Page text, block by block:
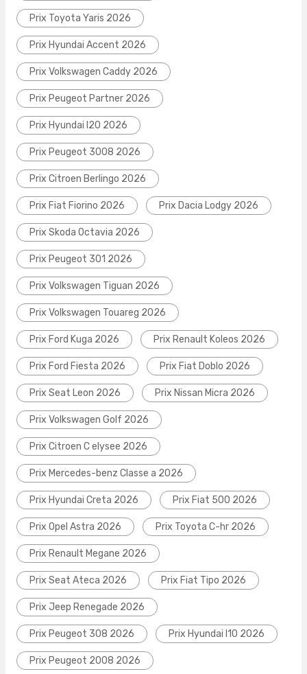
Prix Toyota Yaris 2026
Prix Hyundai Accent 2026
Prix Volkswagen Caddy 2026
Prix Peugeot Partner 2026
Prix Hyundai I20 2026
Prix Peugeot 3008 2026
Prix Citroen Berlingo 2026
Prix Fiat Fiorino 2026 Prix Dacia Lodgy 2026
Prix Skoda Octavia 2026
Prix Peugeot 301 2026
Prix Volkswagen Tiguan 2026
Prix Volkswagen Touareg 2026
Prix Ford Kuga 2026 Prix Renault Koleos 2026
Prix Ford Fiesta 2026 Prix Fiat Doblo 2026
Prix Seat Leon 2026 Prix Nissan Micra 2026
Prix Volkswagen Golf 2026
Prix Citroen C elysee 2026
Prix Mercedes-benz Classe a 2026
Prix Hyundai Creta 2026 Prix Fiat 500 2026
Prix Opel Astra 2026 Prix Toyota C-hr 2026
Prix Renault Megane 2026
Prix Seat Ateca 2026 Prix Fiat Tipo 2026
Prix Jeep Renegade 2026
Prix Peugeot 308 2026 Prix Hyundai I10 2026
Prix Peugeot 2008 2026